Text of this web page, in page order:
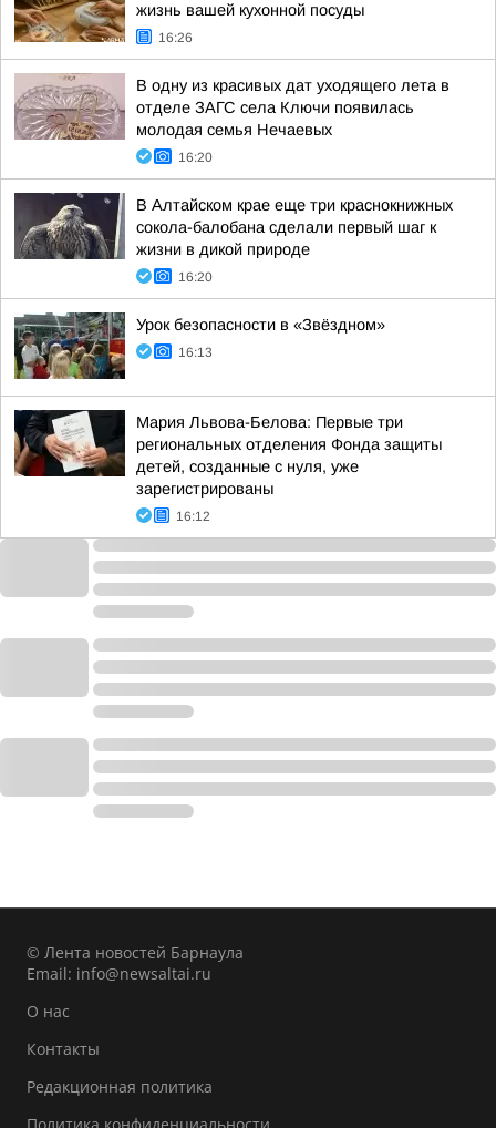
жизнь вашей кухонной посуды
16:26
В одну из красивых дат уходящего лета в
отделе ЗАГС села Ключи появилась
молодая семья Нечаевых
16:20
В Алтайском крае еще три краснокнижных
сокола-балобана сделали первый шаг к
жизни в дикой природе
16:20
Урок безопасности в «Звёздном»
16:13
Мария Львова-Белова: Первые три
региональных отделения Фонда защиты
детей, созданные с нуля, уже
зарегистрированы
16:12
© Лента новостей Барнаула
Email: info@newsaltai.ru
О нас
Контакты
Редакционная политика